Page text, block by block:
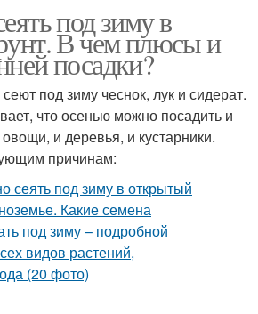
под зиму в
В чем плюсы и
посадки?
под зиму чеснок, лук и сидерат.
что осенью можно посадить и
и деревья, и кустарники.
причинам: